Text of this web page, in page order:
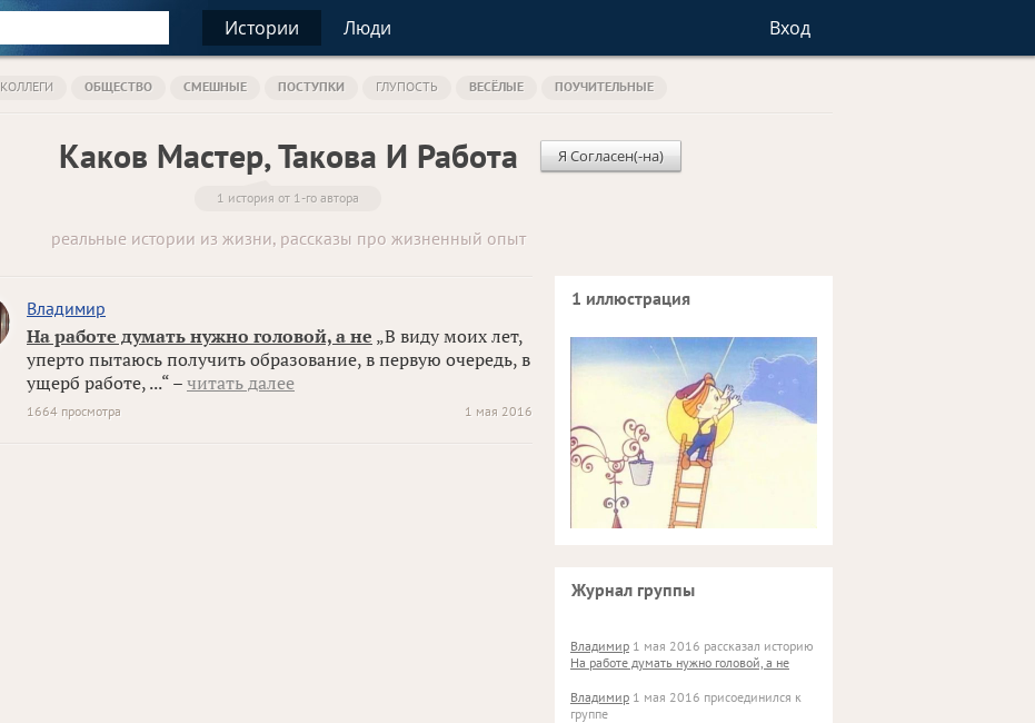
Истории Люди Вход
КОЛЛЕГИ ОБЩЕСТВО СМЕШНЫЕ ПОСТУПКИ ГЛУПОСТЬ ВЕСЁЛЫЕ ПОУЧИТЕЛЬНЫЕ
Каков Мастер, Такова И Работа Я Согласен(-на)
1 история от 1-го автора
реальные истории из жизни, рассказы про жизненный опыт
Владимир
На работе думать нужно головой, а не „В виду моих лет,
уперто пытаюсь получить образование, в первую очередь, в
ущерб работе, ...“ – читать далее
1 мая 2016
1664 просмотра
1 иллюстрация
Журнал группы
Владимир 1 мая 2016 рассказал историю
На работе думать нужно головой, а не
Владимир 1 мая 2016 присоединился к
группе